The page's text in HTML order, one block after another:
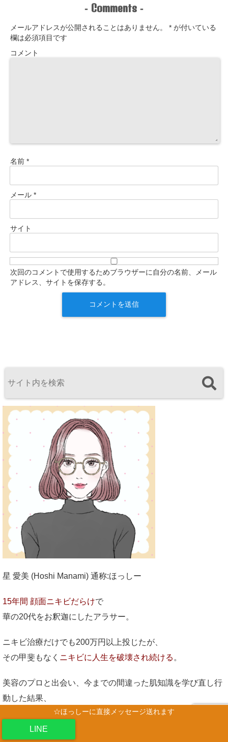
☆ほっしーに直接メッセージ送れます
LINE
- Comments -
メールアドレスが公開されることはありません。 * が付いている
欄は必須項目です
コメント
名前 *
メール *
サイト
次回のコメントで使用するためブラウザーに自分の名前、メール
アドレス、サイトを保存する。
星 愛美 (Hoshi Manami) 通称:ほっしー
15年間 顔面ニキビだらけで
華の20代をお釈迦にしたアラサー。
ニキビ治療だけでも200万円以上投じたが、
その甲斐もなく ニキビに人生を破壊され続ける 。
美容のプロと出会い、今までの間違った肌知識を学び直し行
動した結果、
2ヶ月で顔のニキビをすべて消し去ることに成功。
その後、自ら美容サロン18店舗経営。